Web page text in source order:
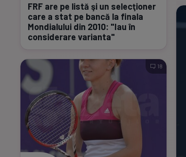
FRF are pe listă şi un selecţioner
care a stat pe bancă la finala
Mondialului din 2010: "Iau în
considerare varianta"
18